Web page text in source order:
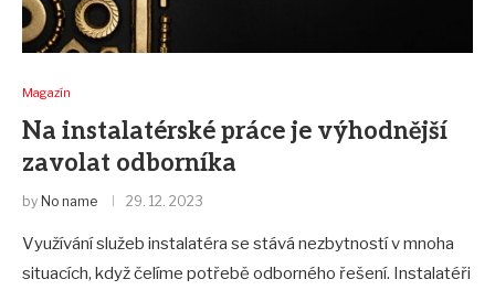
Magazín
Na instalatérské práce je výhodnější
zavolat odborníka
by No name 29. 12. 2023
Využívání služeb instalatéra se stává nezbytností v mnoha
situacích, když čelíme potřebě odborného řešení. Instalatéři